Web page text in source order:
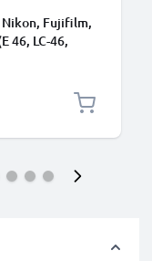
Nikon, Fujifilm,
46, LC-46,